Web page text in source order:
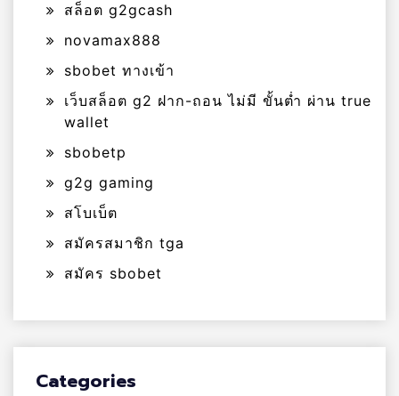
สล็อต g2gcash
novamax888
sbobet ทางเข้า
เว็บสล็อต g2 ฝาก-ถอน ไม่มี ขั้นต่ำ ผ่าน true
wallet
sbobetp
g2g gaming
สโบเบ็ต
สมัครสมาชิก tga
สมัคร sbobet
Categories